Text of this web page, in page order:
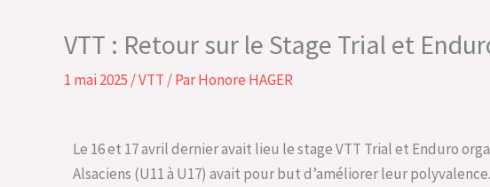
VTT : Retour sur le Stage Trial et
1 mai 2025 /VTT / ParHonore HAGER
Le 16 et 17 avril dernier avait lieu le stage VTT Trial et Enduro
Alsaciens (U11 à U17) avait pour but d’améliorer leur